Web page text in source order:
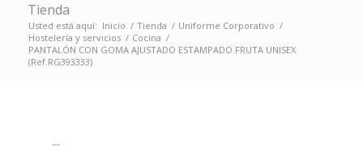
Tienda
Usted está aquí: Inicio / Tienda / Uniforme Corporativo /
Hostelería y servicios / Cocina /
PANTALÓN CON GOMA AJUSTADO ESTAMPADO FRUTA UNISEX
(Ref.RG393333)